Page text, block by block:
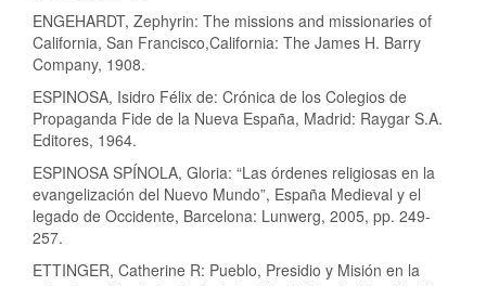
ENGEHARDT, Zephyrin: The missions and missionaries of
California, San Francisco,California: The James H. Barry
Company, 1908.
ESPINOSA, Isidro Félix de: Crónica de los Colegios de
Propaganda Fide de la Nueva España, Madrid: Raygar S.A.
Editores, 1964.
ESPINOSA SPÍNOLA, Gloria: “Las órdenes religiosas en la
evangelización del Nuevo Mundo”, España Medieval y el
legado de Occidente, Barcelona: Lunwerg, 2005, pp. 249-
257.
ETTINGER, Catherine R: Pueblo, Presidio y Misión en la